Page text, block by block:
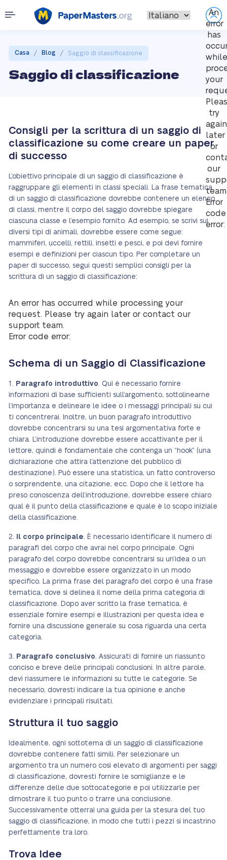
An
error
has
while
your
try
again
later
or
our
Error
code
error:
Casa / Blog / Saggio di classificazione
Saggio di classificazione
Consigli per la scrittura di un saggio di
classificazione su come creare un paper
di successo
L’obiettivo principale di un saggio di classificazione è
raggruppare gli elementi in classi speciali. La frase tematica
di un saggio di classificazione dovrebbe contenere un elenco
di classi, mentre il corpo del saggio dovrebbe spiegare
ciascuna classe e l’esempio fornito. Ad esempio, se scrivi sui
diversi tipi di animali, dovrebbe essere come segue:
mammiferi, uccelli, rettili, insetti e pesci, e poi devi fornire
esempi e definizioni per ciascun tipo. Per completare un
paper di successo, segui questi semplici consigli per la
scrittura di un saggio di classificazione:
An error has occurred while processing your
request. Please try again later or contact our
support team.
Error code error:
Schema di un Saggio di Classificazione
1. Paragrafo introduttivo. Qui è necessario fornire
informazioni di base sufficienti sull’argomento, sottolinearne
l’importanza e delineare le idee o i messaggi principali su cui
ti concentrerai. Inoltre, un buon paragrafo introduttivo
dovrebbe concentrarsi su una tesi argomentativa forte e
chiara. L’introduzione dovrebbe essere accattivante per il
lettore, quindi è fondamentale che contenga un “hook” (una
dichiarazione che attira l’attenzione del pubblico di
destinazione). Può essere una statistica, un fatto controverso
o sorprendente, una citazione, ecc. Dopo che il lettore ha
preso conoscenza dell’introduzione, dovrebbe essere chiaro
qual è il punto della classificazione e quale è lo scopo iniziale
della classificazione.
2. Il corpo principale. È necessario identificare il numero di
paragrafi del corpo che avrai nel corpo principale. Ogni
paragrafo del corpo dovrebbe concentrarsi su un’idea o un
messaggio e dovrebbe essere organizzato in un modo
specifico. La prima frase del paragrafo del corpo è una frase
tematica, dove si delinea il nome della prima categoria di
classificazione. Dopo aver scritto la frase tematica, è
essenziale fornire esempi e illustrazioni per questa idea e
fornire una discussione generale su cosa riguarda una certa
categoria.
3. Paragrafo conclusivo. Assicurati di fornire un riassunto
conciso e breve delle principali conclusioni. In altre parole,
devi riassumere le informazioni su tutte le categorie. Se
necessario, dovresti indicare la tua opinione e anche
evidenziare i principali risultati.
Struttura il tuo saggio
Idealmente, ogni sottotema di un saggio di classificazione
dovrebbe contenere fatti simili. Per selezionare un
argomento tra un numero così elevato di argomenti per saggi
di classificazione, dovresti fornire le somiglianze e le
differenze delle due sottocategorie e poi utilizzarle per
dimostrare il tuo punto o trarre una conclusione.
Successivamente otterrai una guida per la stesura del tuo
saggio di classificazione, in modo che tutti i pezzi si incastrino
perfettamente tra loro.
Trova Idee